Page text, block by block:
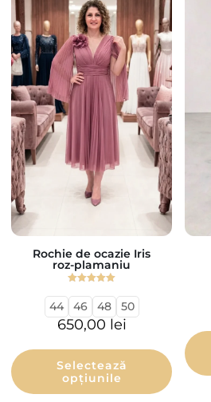
Rochie de ocazie Iris
roz-plamaniu
5.00
din 5
44 46 48 50
650,00 lei
Selectează
opțiunile